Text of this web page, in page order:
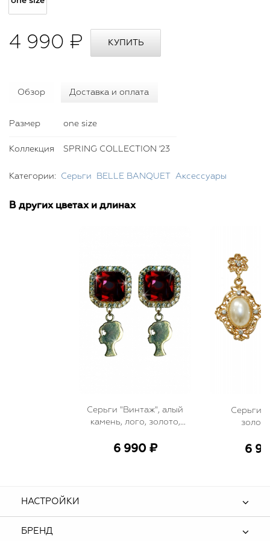
4 990 ₽
Обзор Доставка и оплата
Размер one size
Коллекция SPRING COLLECTION '23
Категории: Серьги BELLE BANQUET Аксессуары
В других цветах и длинах
Серьги "Винтаж", алый
камень, лого, золото,
6 990 ₽
Серьги
и
6
НАСТРОЙКИ
БРЕНД